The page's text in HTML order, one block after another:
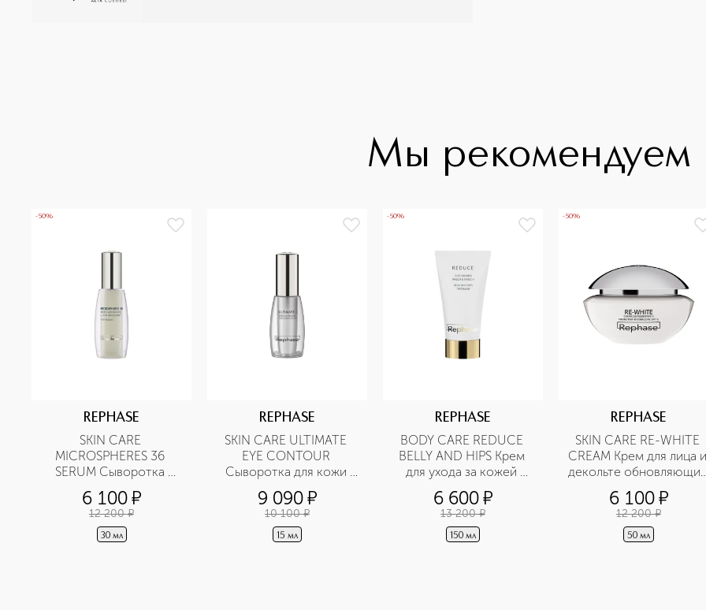
Мы рекомендуем
-50%
REPHASE
SKIN CARE
MICROSPHERES 36
SERUM Сыворотка
ультраувлажняющая
против морщин
6 100¤
12 200 ¤
30 мл
REPHASE
SKIN CARE ULTIMATE
EYE CONTOUR
Сыворотка для кожи
вокруг глаз против
морщин
9 090¤
10 100 ¤
15 мл
-50%
REPHASE
BODY CARE REDUCE
BELLY AND HIPS Крем
для ухода за кожей
живота и бедер
восстанавливающий
6 600¤
13 200 ¤
150 мл
-50%
REPHASE
SKIN CARE RE-WHITE
CREAM Крем для лица и
декольте
антиоксидантный
6 100¤
12 200 ¤
50 мл